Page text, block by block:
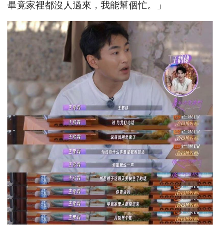
畢竟家裡都沒人過來，我能幫個忙。」